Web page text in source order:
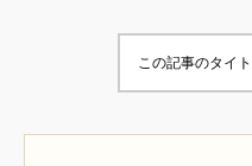
この記事のタイ